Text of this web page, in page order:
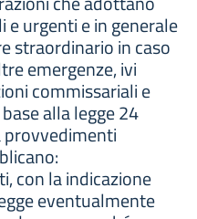
urgenti e in generale
straordinario in caso
emergenze, ivi
commissariali e
alla legge 24
provvedimenti
con la indicazione
eventualmente